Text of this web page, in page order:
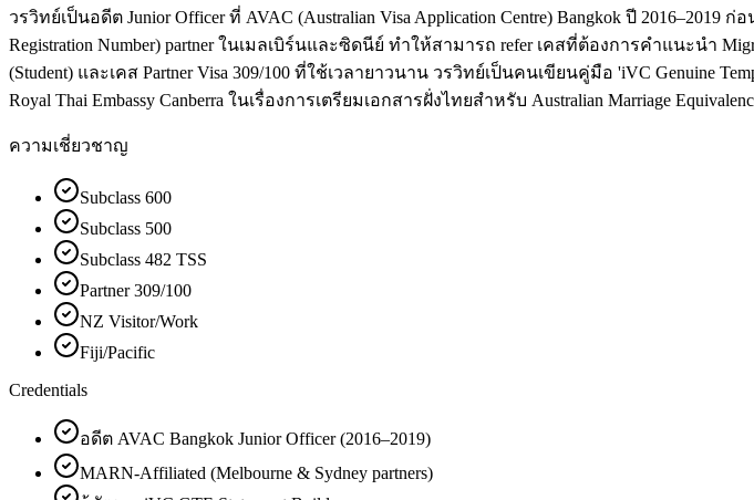
วรวิทย์เป็นอดีต Junior Officer ที่ AVAC (Australian Visa Application Centre) Bangkok ปี
Registration Number) partner ในเมลเบิร์นและซิดนีย์ ทำให้สามารถ refer เคสที่ต้องการคำแนะนำ
(Student) และเคส Partner Visa 309/100 ที่ใช้เวลายาวนาน วรวิทย์เป็นคนเขียนคู่มือ 'iVC Genuine
Royal Thai Embassy Canberra ในเรื่องการเตรียมเอกสารฝั่งไทยสำหรับ Australian Marriage
ความเชี่ยวชาญ
Subclass 600
Subclass 500
Subclass 482 TSS
Partner 309/100
NZ Visitor/Work
Fiji/Pacific
Credentials
อดีต AVAC Bangkok Junior Officer (2016–2019)
MARN-Affiliated (Melbourne & Sydney partners)